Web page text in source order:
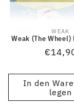
WEAK
Weak (The
In den
legen